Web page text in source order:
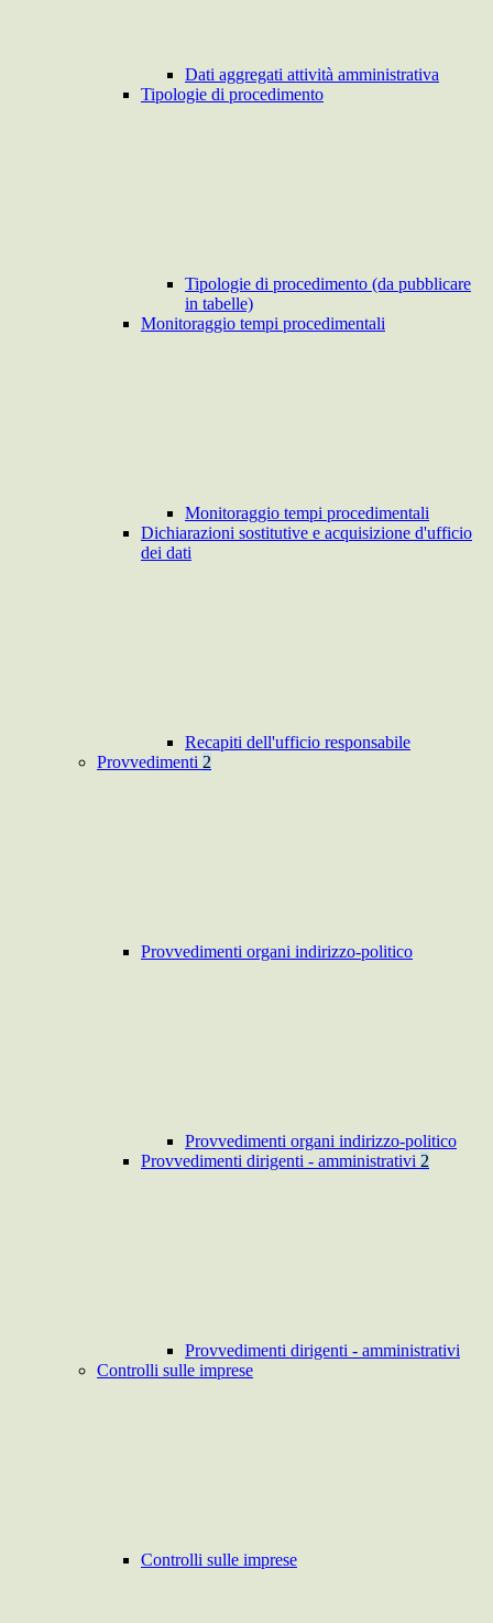
Dati aggregati attività amministrativa
Tipologie di procedimento
Tipologie di procedimento (da pubblicare
in tabelle)
Monitoraggio tempi procedimentali
Monitoraggio tempi procedimentali
Dichiarazioni sostitutive e acquisizione d'ufficio
dei dati
Recapiti dell'ufficio responsabile
Provvedimenti 2
Provvedimenti organi indirizzo-politico
Provvedimenti organi indirizzo-politico
Provvedimenti dirigenti - amministrativi 2
Provvedimenti dirigenti - amministrativi
Controlli sulle imprese
Controlli sulle imprese